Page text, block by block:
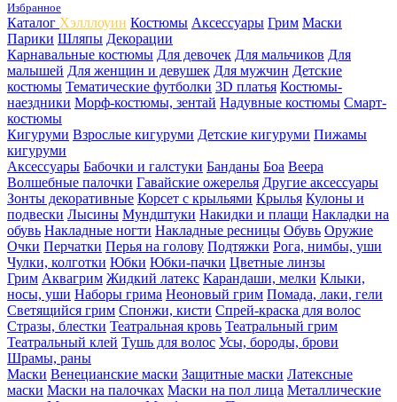
Избранное
Каталог Хэлллоуин Костюмы Аксессуары Грим Маски
Парики Шляпы Декорации
Карнавальные костюмы Для девочек Для мальчиков Для
малышей Для женщин и девушек Для мужчин Детские
костюмы Тематические футболки 3D платья Костюмы-
наездники Морф-костюмы, зентай Надувные костюмы Смарт-
костюмы
Кигуруми Взрослые кигуруми Детские кигуруми Пижамы
кигуруми
Аксессуары Бабочки и галстуки Банданы Боа Веера
Волшебные палочки Гавайские ожерелья Другие аксессуары
Зонты декоративные Корсет с крыльями Крылья Кулоны и
подвески Лысины Мундштуки Накидки и плащи Накладки на
обувь Накладные ногти Накладные ресницы Обувь Оружие
Очки Перчатки Перья на голову Подтяжки Рога, нимбы, уши
Чулки, колготки Юбки Юбки-пачки Цветные линзы
Грим Аквагрим Жидкий латекс Карандаши, мелки Клыки,
носы, уши Наборы грима Неоновый грим Помада, лаки, гели
Светящийся грим Спонжи, кисти Спрей-краска для волос
Стразы, блестки Театральная кровь Театральный грим
Театральный клей Тушь для волос Усы, бороды, брови
Шрамы, раны
Маски Венецианские маски Защитные маски Латексные
маски Маски на палочках Маски на пол лица Металлические